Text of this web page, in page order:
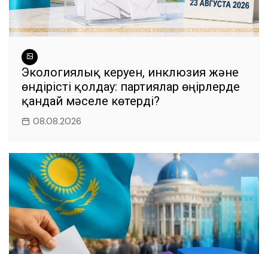
Экологиялық керуен, инклюзия және
өндірісті қолдау: партиялар өңірлерде
қандай мәселе көтерді?
08.08.2026